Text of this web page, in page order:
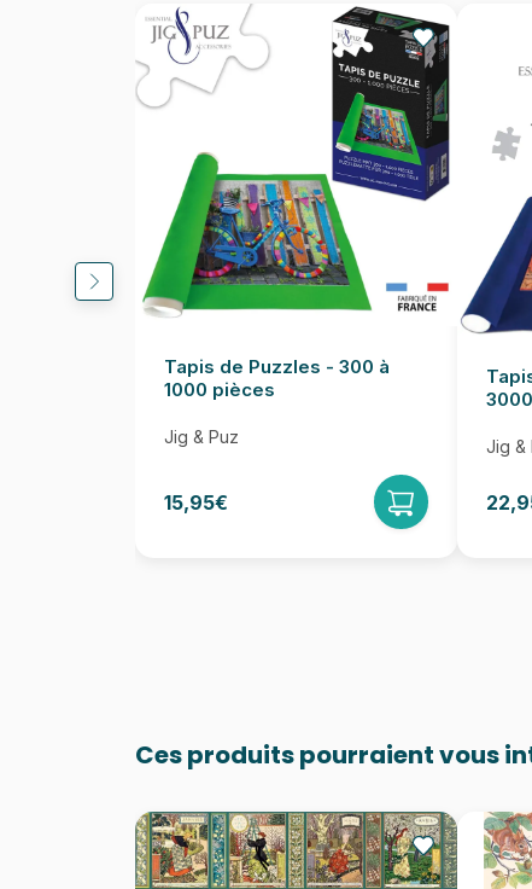
Tapis de Puzzles - 300 à
1000 pièces
Jig & Puz
15,95€
Jig &
Ces produits pourraient vous